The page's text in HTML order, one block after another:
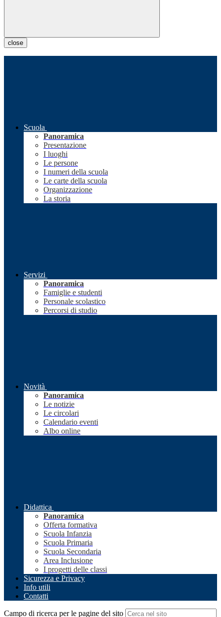
close
Scuola
Panoramica
Presentazione
I luoghi
Le persone
I numeri della scuola
Le carte della scuola
Organizzazione
La storia
Servizi
Panoramica
Famiglie e studenti
Personale scolastico
Percorsi di studio
Novità
Panoramica
Le notizie
Le circolari
Calendario eventi
Albo online
Didattica
Panoramica
Offerta formativa
Scuola Infanzia
Scuola Primaria
Scuola Secondaria
Area Inclusione
I progetti delle classi
Sicurezza e Privacy
Info utili
Contatti
Campo di ricerca per le pagine del sito